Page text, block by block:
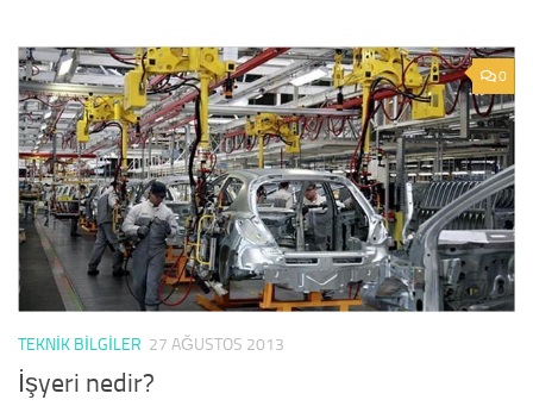
0
TEKNIK BILGILER 27 AĞUSTOS 2013
İşyeri nedir?